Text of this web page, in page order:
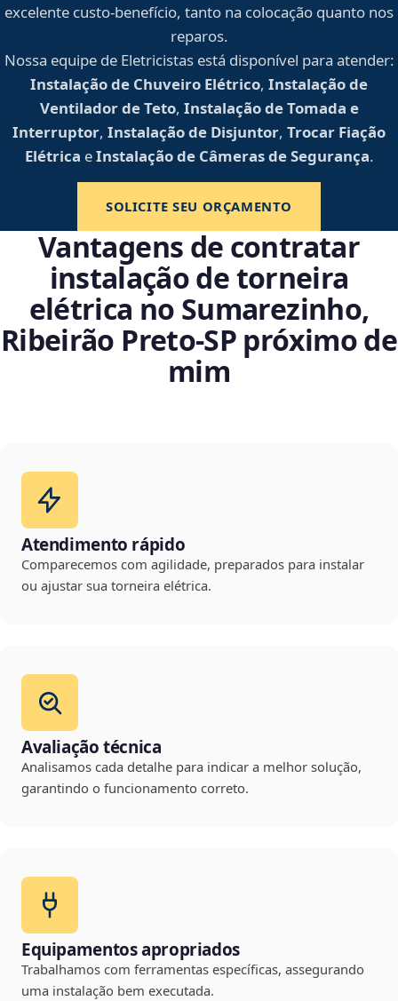
excelente custo-benefício, tanto na colocação quanto nos
reparos.
Nossa equipe de Eletricistas está disponível para atender:
Instalação de Chuveiro Elétrico, Instalação de
Ventilador de Teto, Instalação de Tomada e
Interruptor, Instalação de Disjuntor, Trocar Fiação
Elétrica eInstalação de Câmeras de Segurança.
SOLICITE SEU ORÇAMENTO
Vantagens de contratar
instalação de torneira
elétrica no Sumarezinho,
Ribeirão Preto‑SP próximo de
mim
Atendimento rápido
Comparecemos com agilidade, preparados para instalar
ou ajustar sua torneira elétrica.
Avaliação técnica
Analisamos cada detalhe para indicar a melhor solução,
garantindo o funcionamento correto.
Equipamentos apropriados
Trabalhamos com ferramentas específicas, assegurando
uma instalação bem executada.